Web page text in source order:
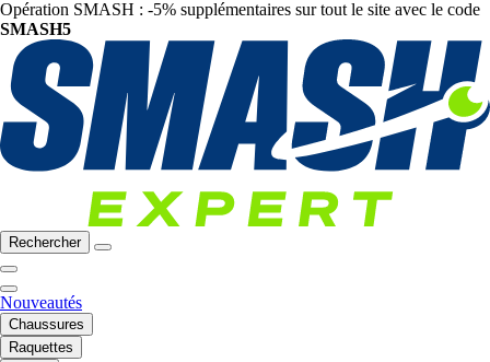
Opération SMASH : -5% supplémentaires sur tout le site avec le code
SMASH5
Rechercher
Nouveautés
Chaussures
Raquettes